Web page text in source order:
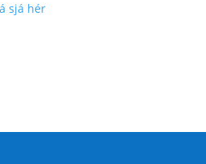
sjá hér